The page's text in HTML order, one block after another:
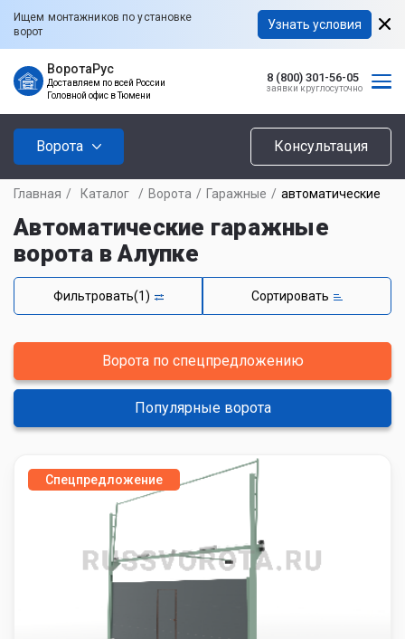
Ищем монтажников по установке
ворот
Узнать условия
ВоротаРус
Доставляем по всей России
Головной офис в Тюмени
8 (800) 301-56-05
заявки круглосуточно
Ворота Консультация
Главная / Каталог / Ворота / Гаражные / автоматические
Автоматические гаражные
ворота в Алупке
Фильтровать(1) Сортировать
Ворота по спецпредложению
Популярные ворота
Спецпредложение